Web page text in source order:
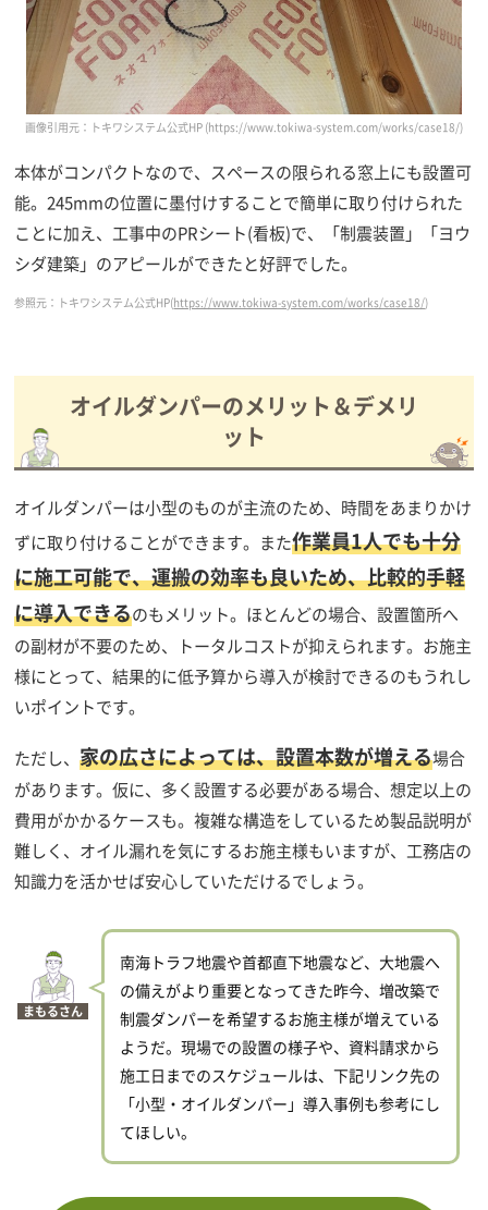
画像引用元：トキワシステム公式HP (https://www.tokiwa-system.com/works/case18/)
本体がコンパクトなので、スペースの限られる窓上にも設置可
能。245mmの位置に墨付けすることで簡単に取り付けられた
ことに加え、工事中のPRシート(看板)で、「制震装置」「ヨウ
シダ建築」のアピールができたと好評でした。
参照元：トキワシステム公式HP(https://www.tokiwa-system.com/works/case18/)
オイルダンパーのメリット＆デメリ
ット
オイルダンパーは小型のものが主流のため、時間をあまりかけ
ずに取り付けることができます。また作業員1人でも十分
に施工可能で、運搬の効率も良いため、比較的手軽
に導入できるのもメリット。ほとんどの場合、設置箇所へ
の副材が不要のため、トータルコストが抑えられます。お施主
様にとって、結果的に低予算から導入が検討できるのもうれし
いポイントです。
ただし、家の広さによっては、設置本数が増える場合
があります。仮に、多く設置する必要がある場合、想定以上の
費用がかかるケースも。複雑な構造をしているため製品説明が
難しく、オイル漏れを気にするお施主様もいますが、工務店の
知識力を活かせば安心していただけるでしょう。
まもるさん
南海トラフ地震や首都直下地震など、大地震へ
の備えがより重要となってきた昨今、増改築で
制震ダンパーを希望するお施主様が増えている
ようだ。現場での設置の様子や、資料請求から
施工日までのスケジュールは、下記リンク先の
「小型・オイルダンパー」導入事例も参考にし
てほしい。